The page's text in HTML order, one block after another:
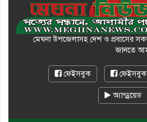
মেঘনা উপজেলাসহ দেশ ও প্রবাসের
জানতে
ফেইসবুক ফেইসবুক
অ্যান্ড্রয়েড